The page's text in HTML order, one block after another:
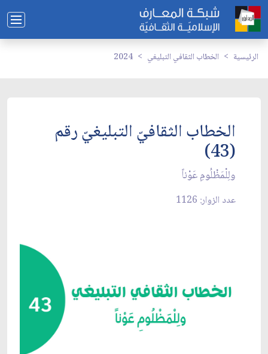
الرئيسية الخطاب الثقافي التبليغي 2024
الخطاب الثقافيّ التبليغيّ رقم
(43)
ولِلْمَظْلُومِ عَوْناً
عدد الزوار: 1126